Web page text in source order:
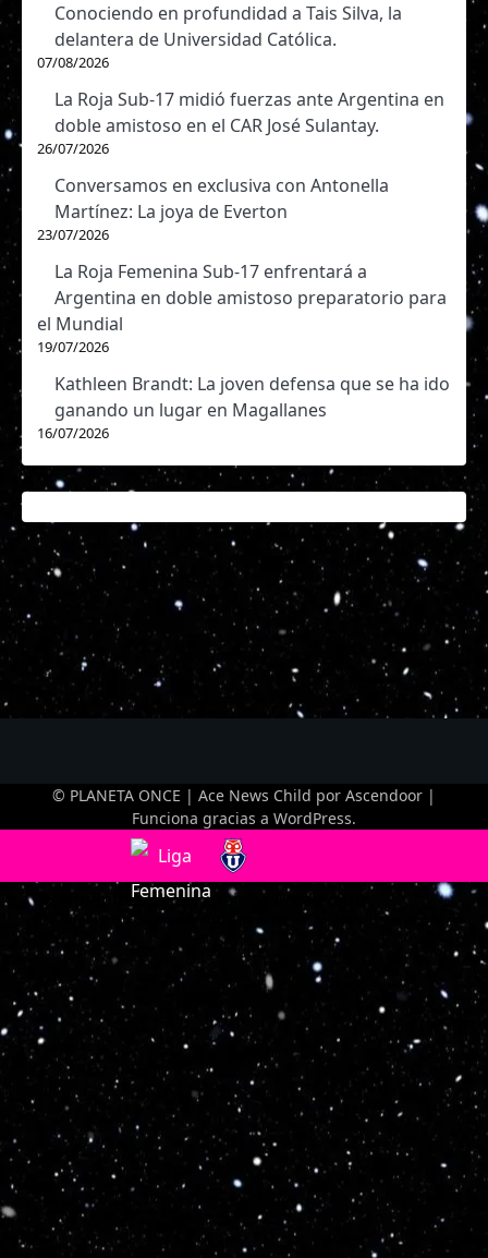
Conociendo en profundidad a Tais Silva, la
delantera de Universidad Católica.
07/08/2026
La Roja Sub-17 midió fuerzas ante Argentina en
doble amistoso en el CAR José Sulantay.
26/07/2026
Conversamos en exclusiva con Antonella
Martínez: La joya de Everton
23/07/2026
La Roja Femenina Sub-17 enfrentará a
Argentina en doble amistoso preparatorio para
el Mundial
19/07/2026
Kathleen Brandt: La joven defensa que se ha ido
ganando un lugar en Magallanes
16/07/2026
© PLANETA ONCE | Ace News Child por Ascendoor |
Funciona gracias a WordPress.
Optimized by Seraphinite Accelerator
Turns on site high speed to be attractive for people and search engines.